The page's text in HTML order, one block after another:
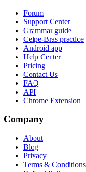
Forum
Support Center
Grammar guide
Celpe-Bras practice
Android app
Help Center
Pricing
Contact Us
FAQ
API
Chrome Extension
Company
About
Blog
Privacy
Terms & Conditions